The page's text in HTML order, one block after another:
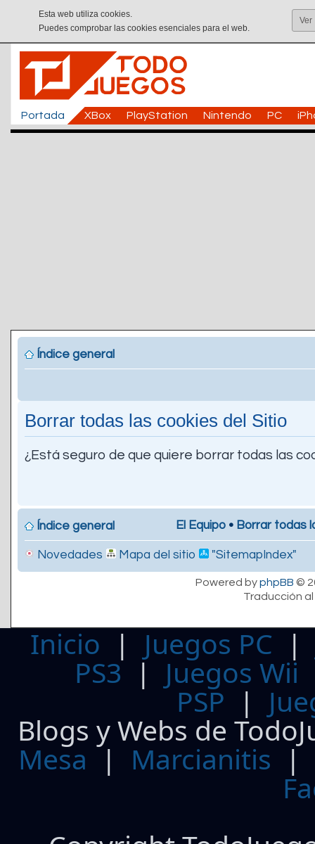
Esta web utiliza cookies.
Puedes comprobar las cookies esenciales para el web.
Ver
Portada XBox PlayStation Nintendo PC
Índice general
Borrar todas las cookies del Sitio
¿Está seguro de que quiere borrar todas las
Índice general El Equipo • Borrar todas
Novedades Mapa del sitio "SitemapIndex"
Powered byphpBB ©
Traducción
Inicio | Juegos PC
PS3| Juegos Wii
PSP |
Blogs y Webs de
Mesa | Marcianitis |